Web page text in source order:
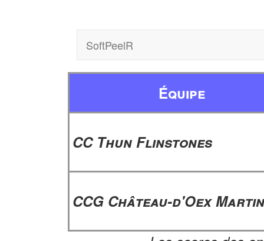
SoftPeelR
Équipe
CC Thun Flinstones
CCG Château-d'Oex